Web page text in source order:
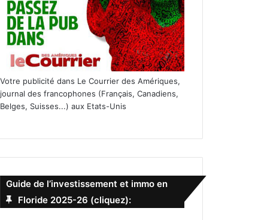
Votre publicité dans Le Courrier des Amériques,
journal des francophones (Français, Canadiens,
Belges, Suisses...) aux Etats-Unis
Guide de l’investissement et immo en
Floride 2025-26 (cliquez):